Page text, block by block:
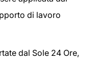
di lavoro
dal Sole 24 Ore,